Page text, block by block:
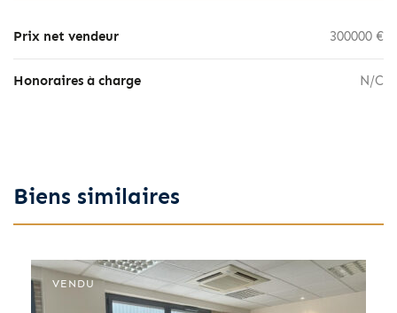
Prix net vendeur 300000 €
Honoraires à charge N/C
Biens similaires
VENDU